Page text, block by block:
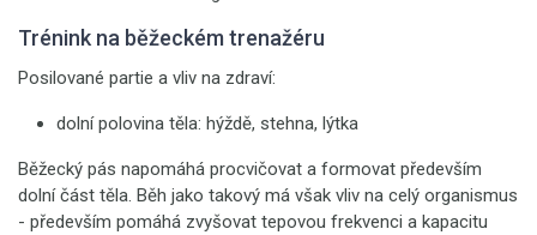
Trénink na běžeckém trenažéru
Posilované partie a vliv na zdraví:
dolní polovina těla: hýždě, stehna, lýtka
Běžecký pás napomáhá procvičovat a formovat především
dolní část těla. Běh jako takový má však vliv na celý organismus
- především pomáhá zvyšovat tepovou frekvenci a kapacitu